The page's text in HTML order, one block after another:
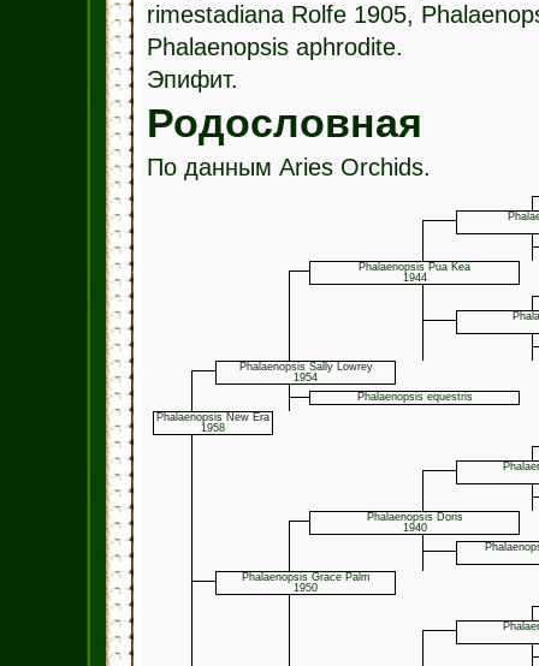
rimestadiana Rolfe 1905,
Phalaenopsis aphrodite.
Эпифит.
Родословная
По данным Aries Orchids.
Phalaenopsis Pua Kea
1944
Phalaenopsis Sally Lowrey
1954
Phalaenopsis equestris
Phalaenopsis New Era
1958
Phalaenopsis Doris
1940
Phalaenopsis Grace Palm
1950